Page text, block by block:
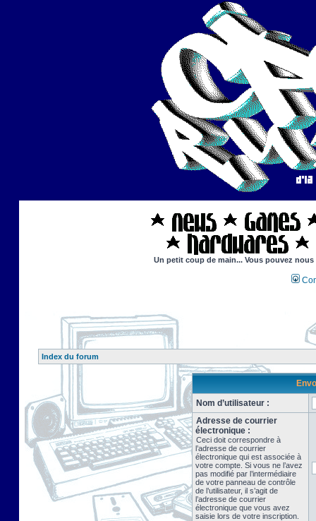
Un petit coup de main... Vous pouvez
Index du forum
Nom d’utilisateur :
Adresse de courrier
électronique :
Ceci doit correspondre à
l’adresse de courrier
électronique qui est associée à
votre compte. Si vous ne l’avez
pas modifié par l’intermédiaire
de votre panneau de contrôle
de l’utilisateur, il s’agit de
l’adresse de courrier
électronique que vous avez
saisie lors de votre inscription.